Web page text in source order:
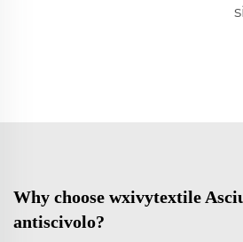
Why choose wxivytextile
antiscivolo?